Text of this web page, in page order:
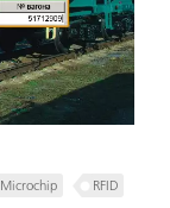
Microchip RFID